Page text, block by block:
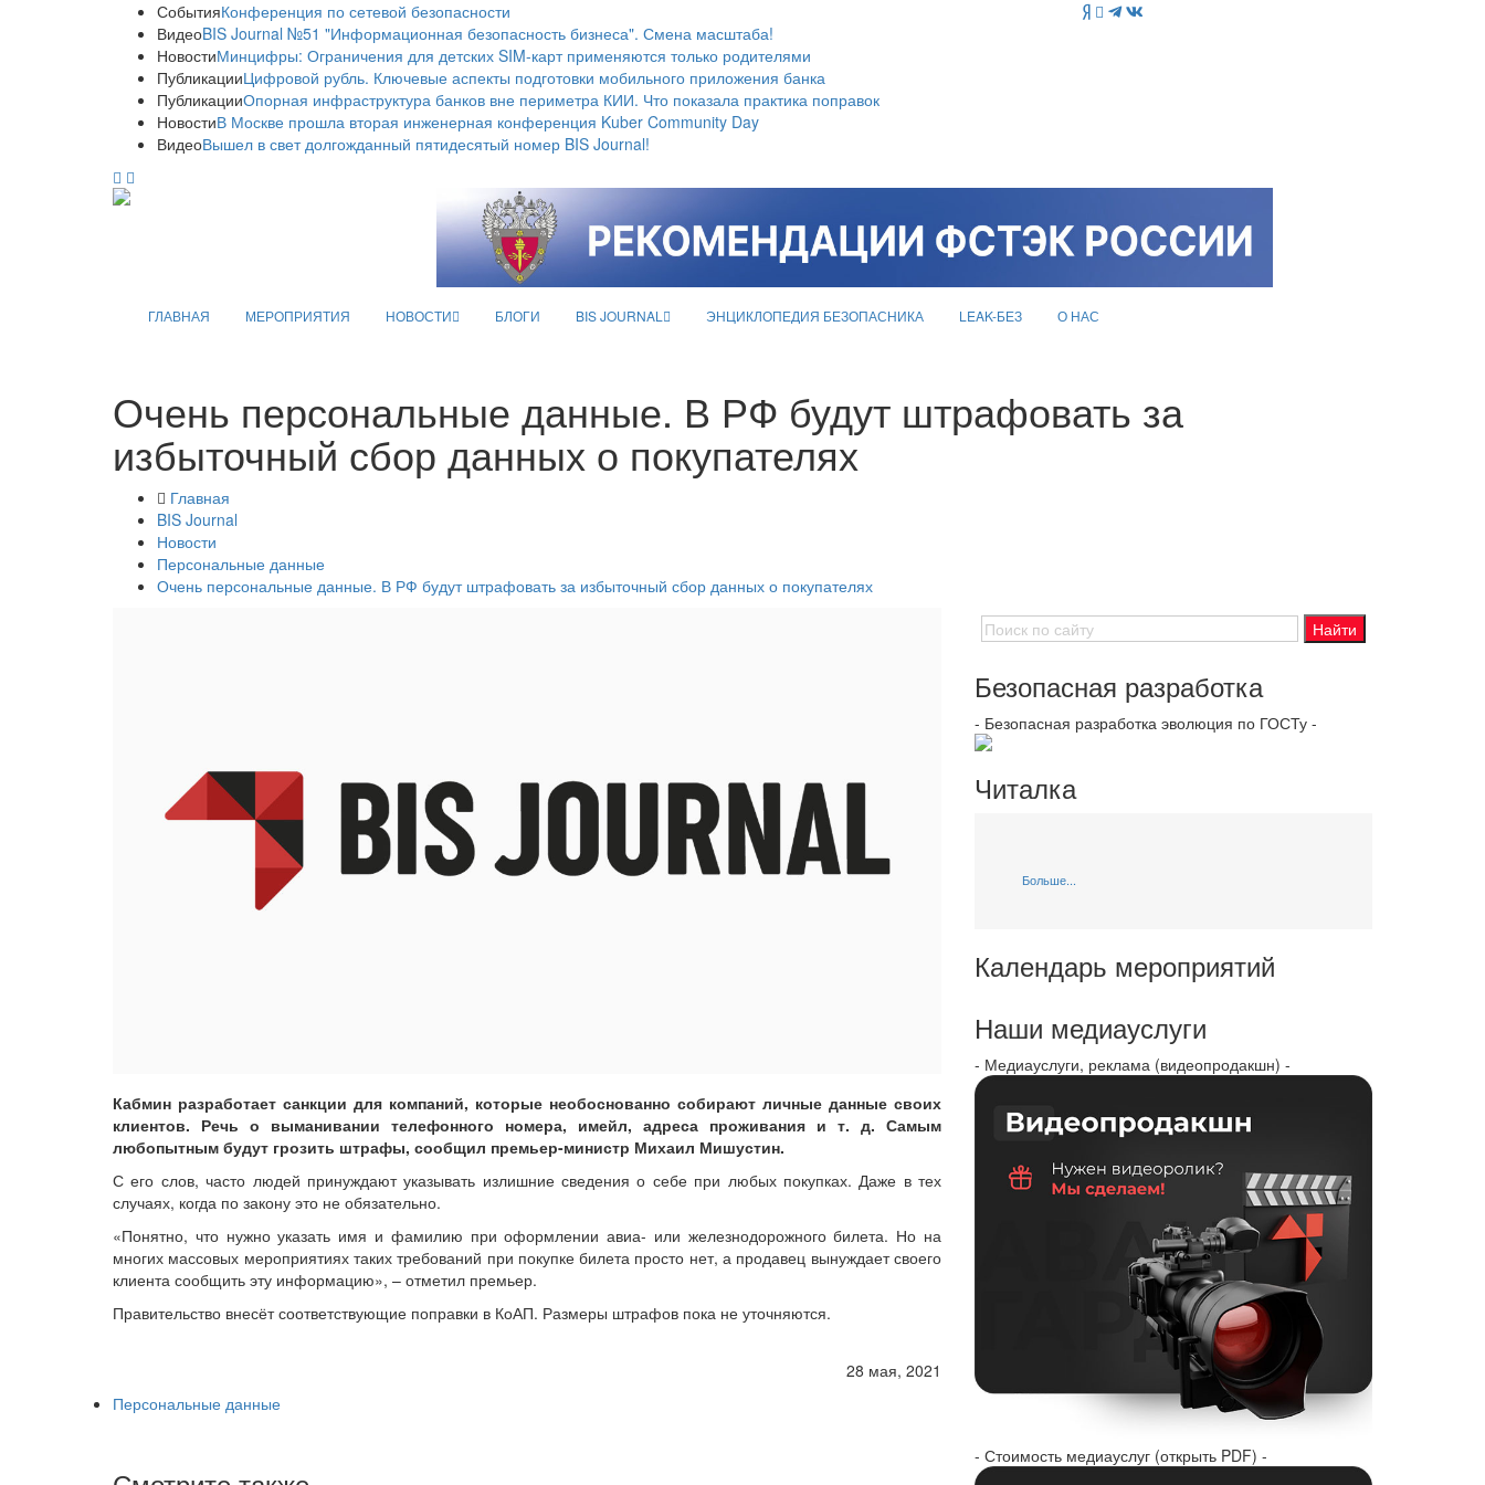
СобытияКонференция по сетевой безопасности
ВидеоBIS Journal №51 "Информационная безопасность бизнеса". Смена масштаба!
НовостиМинцифры: Ограничения для детских SIM-карт применяются только родителями
ПубликацииЦифровой рубль. Ключевые аспекты подготовки мобильного приложения банка
ПубликацииОпорная инфраструктура банков вне периметра КИИ. Что показала практика поправок
НовостиВ Москве прошла вторая инженерная конференция Kuber Community Day
ВидеоВышел в свет долгожданный пятидесятый номер BIS Journal!
ГЛАВНАЯ МЕРОПРИЯТИЯ НОВОСТИ БЛОГИ BIS JOURNAL ЭНЦИКЛОПЕДИЯ БЕЗОПАСНИКА LEAK-БЕЗ О НАС
Очень персональные данные. В РФ будут штрафовать за
избыточный сбор данных о покупателях
Главная
BIS Journal
Новости
Персональные данные
Очень персональные данные. В РФ будут штрафовать за избыточный сбор данных о покупателях
Кабмин разработает санкции для компаний, которые необоснованно собирают личные данные своих
клиентов. Речь о выманивании телефонного номера, имейл, адреса проживания и т. д. Самым
любопытным будут грозить штрафы, сообщил премьер-министр Михаил Мишустин.
С его слов, часто людей принуждают указывать излишние сведения о себе при любых покупках. Даже в тех
случаях, когда по закону это не обязательно.
«Понятно, что нужно указать имя и фамилию при оформлении авиа- или железнодорожного билета. Но на
многих массовых мероприятиях таких требований при покупке билета просто нет, а продавец вынуждает своего
клиента сообщить эту информацию», – отметил премьер.
Правительство внесёт соответствующие поправки в КоАП. Размеры штрафов пока не уточняются.
28 мая, 2021
Персональные данные
Безопасная разработка
- Безопасная разработка эволюция по ГОСТу -
Читалка
Больше...
Календарь мероприятий
Наши медиауслуги
- Медиауслуги, реклама (видеопродакшн) -
- Стоимость медиауслуг (открыть PDF) -